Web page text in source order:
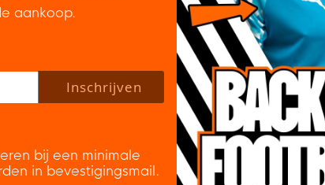
aankoop.
policy to subscribe to our newsletter.
Inschrijven
bij een minimale
in bevestigingsmail.